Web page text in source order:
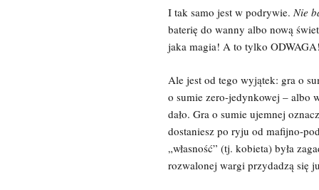
I tak samo jest w podrywie.Nie
baterię do wanny albo nową
jaka magia! A to tylko
Ale jest od tego wyjątek: gra o
o sumie zero-jedynkowej – albo
dało. Gra o sumie ujemnej
dostaniesz po ryju od mafijno-
„własność” (tj. kobieta) była
rozwalonej wargi przydadzą się